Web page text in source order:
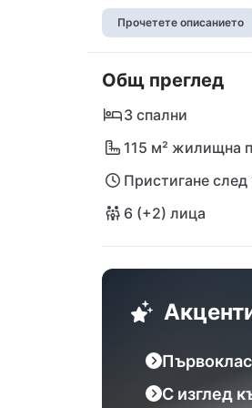
отпуск. Насладете
директно от вашата
на няколко стъпки
очарователните
културно
Прочетете описанието
Общ преглед
3 спални
115 м² жилищна
Пристигане след
6 (+2) лица
С изглед